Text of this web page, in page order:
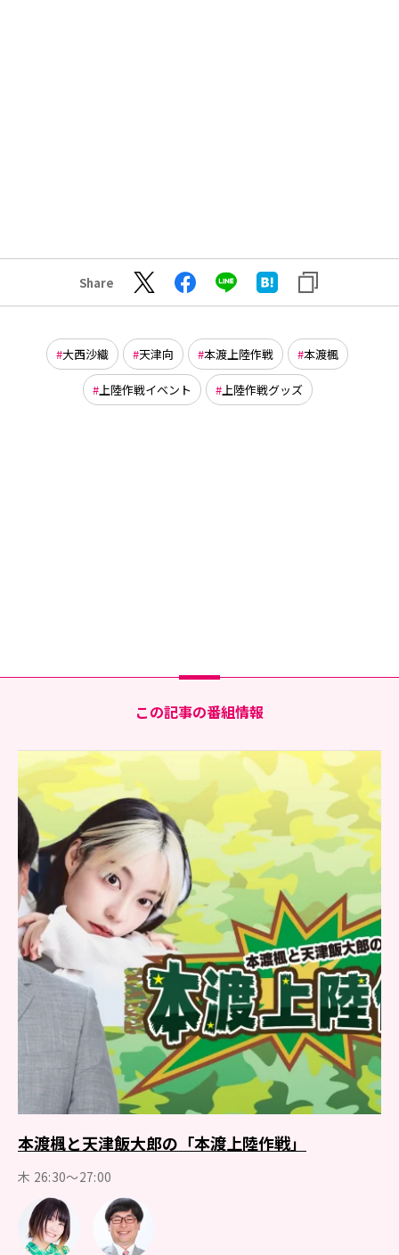
Share
大西沙織 天津向 本渡上陸作戦 本渡楓
上陸作戦イベント 上陸作戦グッズ
この記事の番組情報
本渡楓と天津飯大郎の「本渡上陸作戦」
木 26:30～27:00